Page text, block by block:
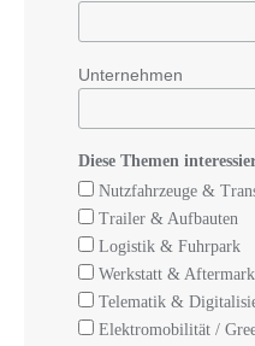
Unternehmen
Diese Themen
Nutzfahrzeuge &
Trailer & Aufbauten
Logistik & Fuhrpark
Werkstatt &
Telematik &
Elektromobilität /